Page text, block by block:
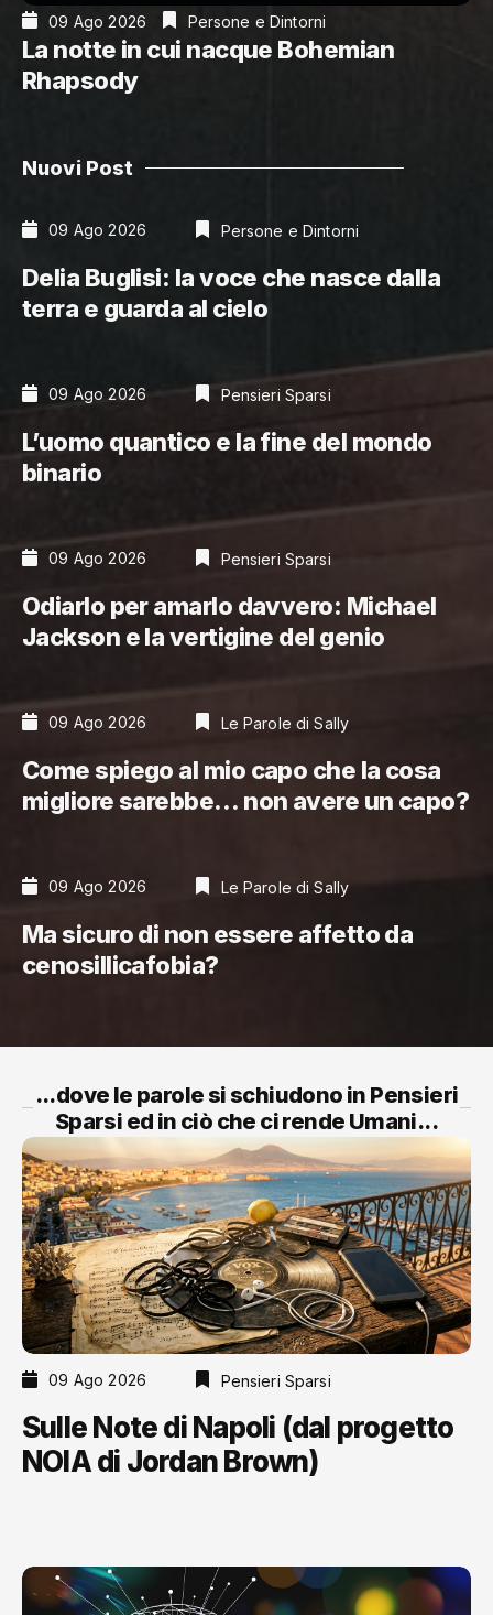
09 Ago 2026 Persone e Dintorni
La notte in cui nacque Bohemian
Rhapsody
Nuovi Post
09 Ago 2026 Persone e Dintorni
Delia Buglisi: la voce che nasce dalla
terra e guarda al cielo
09 Ago 2026 Pensieri Sparsi
L’uomo quantico e la fine del mondo
binario
09 Ago 2026 Pensieri Sparsi
Odiarlo per amarlo davvero: Michael
Jackson e la vertigine del genio
09 Ago 2026 Le Parole di Sally
Come spiego al mio capo che la cosa
migliore sarebbe… non avere un capo?
09 Ago 2026 Le Parole di Sally
Ma sicuro di non essere affetto da
cenosillicafobia?
...dove le parole si schiudono in Pensieri
Sparsi ed in ciò che ci rende Umani...
09 Ago 2026 Pensieri Sparsi
Sulle Note di Napoli (dal progetto
NOIA di Jordan Brown)